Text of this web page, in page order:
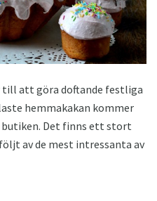
till att göra doftande festliga
hemmakakan kommer
Det finns ett stort
av de mest intressanta av